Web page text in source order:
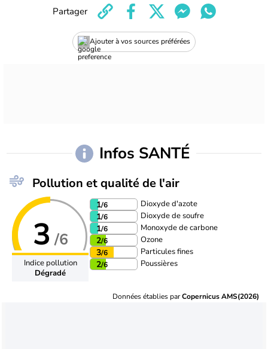
Ajouter à vos sources préférées
Partager
Infos SANTÉ
Pollution et qualité de l'air
3 /6
Indice pollution
Dégradé
1/6 Dioxyde d'azote
1/6 Dioxyde de soufre
1/6 Monoxyde de carbone
2/6 Ozone
3/6 Particules fines
2/6 Poussières
Données établies parCopernicus AMS(2026)